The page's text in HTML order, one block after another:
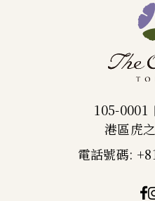
105-0001
港區虎
電話號碼: